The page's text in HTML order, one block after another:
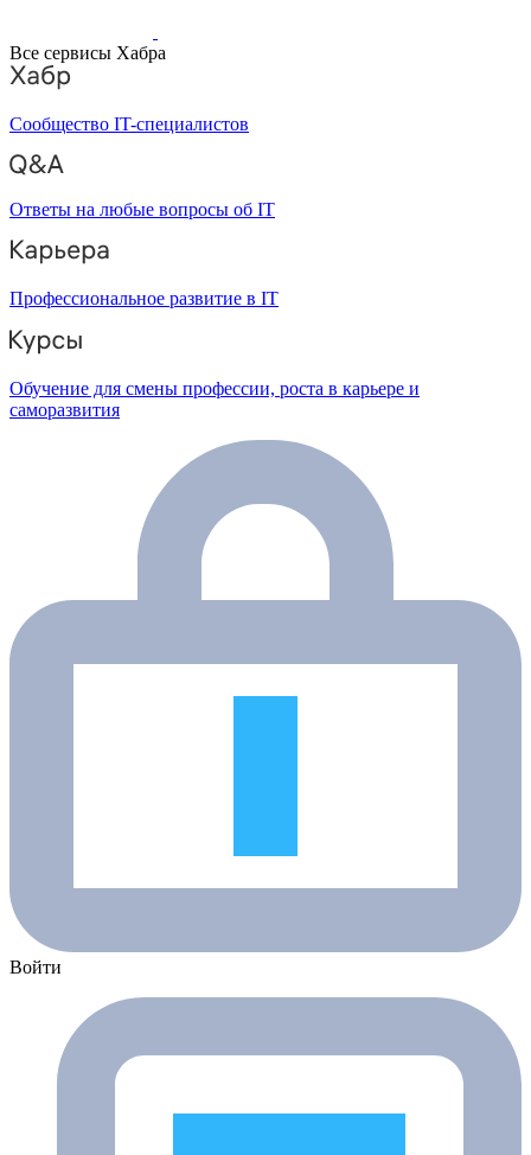
Все сервисы Хабра
Сообщество IT-специалистов
Ответы на любые вопросы об IT
Профессиональное развитие в IT
Обучение для смены профессии, роста в карьере и
саморазвития
Войти